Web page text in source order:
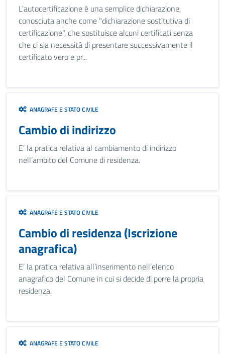
L'autocertificazione è una semplice dichiarazione,
conosciuta anche come "dichiarazione sostitutiva di
certificazione", che sostituisce alcuni certificati senza
che ci sia necessità di presentare successivamente il
certificato vero e pr...
ANAGRAFE E STATO CIVILE
Cambio di indirizzo
E’ la pratica relativa al cambiamento di indirizzo
nell’ambito del Comune di residenza.
ANAGRAFE E STATO CIVILE
Cambio di residenza (Iscrizione
anagrafica)
E’ la pratica relativa all’inserimento nell’elenco
anagrafico del Comune in cui si decide di porre la propria
residenza.
ANAGRAFE E STATO CIVILE